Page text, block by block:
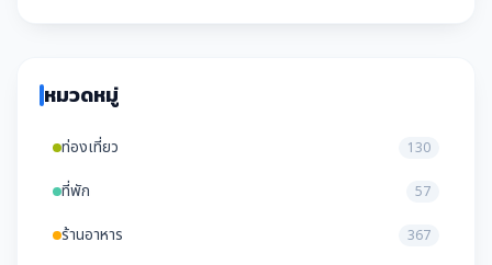
หมวดหมู่
ท่องเที่ยว 130
ที่พัก 57
ร้านอาหาร 367